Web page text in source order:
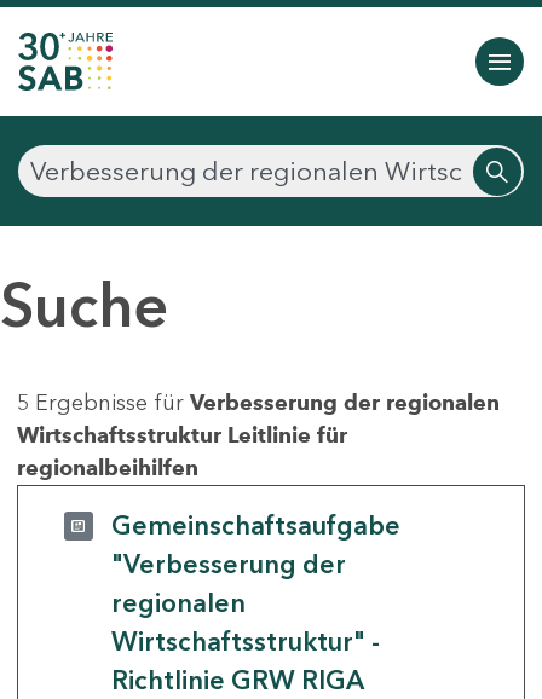
Suche
5 Ergebnisse für Verbesserung der regionalen
Wirtschaftsstruktur Leitlinie für
regionalbeihilfen
Gemeinschaftsaufgabe
"Verbesserung der
regionalen
Wirtschaftsstruktur" -
Richtlinie GRW RIGA